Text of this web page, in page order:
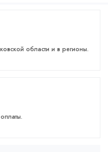
области и в регионы.